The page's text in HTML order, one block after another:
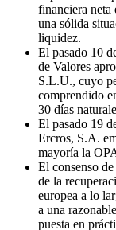
financiera neta
una sólida
liquidez.
El pasado 10
de Valores
S.L.U., cuyo
comprendido
30 días
El pasado 19
Ercros, S.A.
mayoría la
El consenso
de la
europea a lo
a una
puesta en